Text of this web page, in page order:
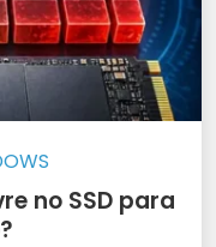
no SSD para